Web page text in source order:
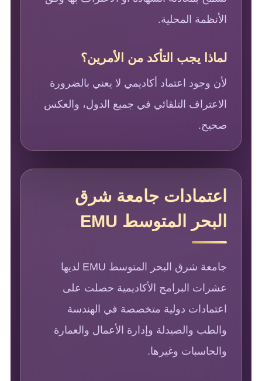
الأنظمة المحلية.
لماذا يجب التأكد من الأمرين؟
لأن وجود اعتماد أكاديمي لا يعني بالضرورة
الاعتراف التلقائي في جميع الدول، والعكس
صحيح.
اعتمادات جامعة شرق
البحر المتوسط EMU
جامعة شرق البحر المتوسط EMU لديها
عشرات البرامج الأكاديمية حصلت على
اعتمادات دولية متخصصة في الهندسة
والطب والصيدلة وإدارة الأعمال والعمارة
والحاسبات وغيرها.